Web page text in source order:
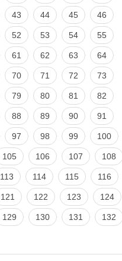
43 44 45 46
52 53 54 55
61 62 63 64
70 71 72 73
79 80 81 82
88 89 90 91
97 98 99 100
105 106 107 108
113 114 115 116
121 122 123 124
129 130 131 132